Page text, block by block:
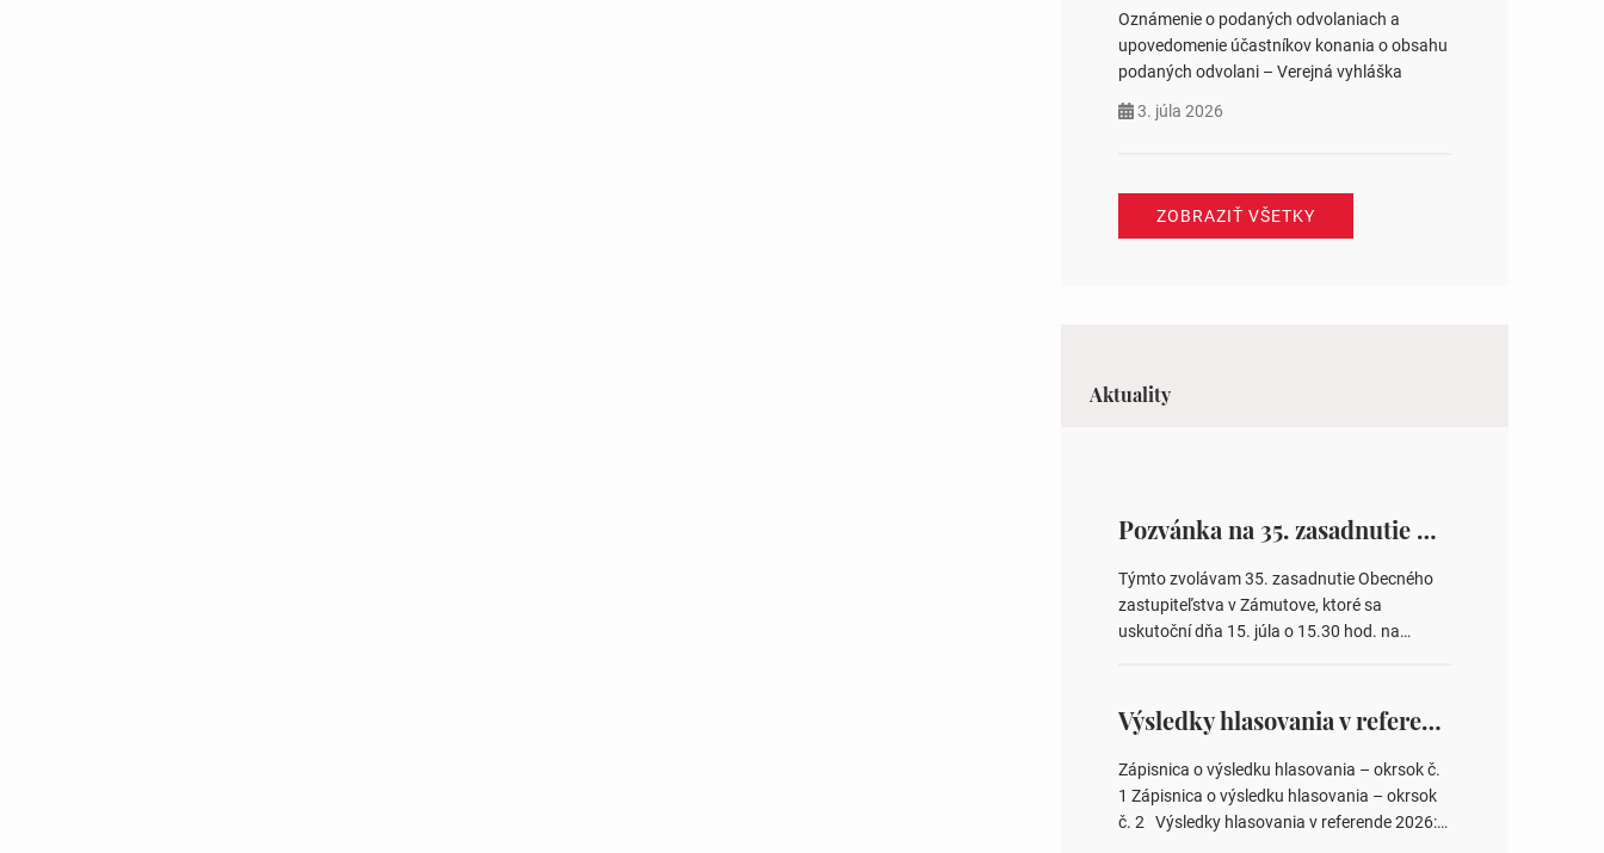
Oznámenie o podaných odvolaniach a
upovedomenie účastníkov konania o obsahu
podaných odvolani – Verejná vyhláška
3. júla 2026
ZOBRAZIŤ VŠETKY
Aktuality
Pozvánka na 35. zasadnutie OZ v Zámutove
Týmto zvolávam 35. zasadnutie Obecného
zastupiteľstva v Zámutove, ktoré sa
uskutoční dňa 15. júla o 15.30 hod. na
Schválenie návrhovej komisie a overovateľov
zápisnice 3. Určenie volebných obvodov pre
voľby poslancov obecných zastupiteľstiev,
počtu poslancov obecných zastupiteľstiev v
nich 4. Schválenie odpredaja obecného
Výsledky hlasovania v referende 2026
Zápisnica o výsledku hlasovania – okrsok č.
1 Zápisnica o výsledku hlasovania – okrsok
č. 2 Výsledky hlasovania v referende 2026: